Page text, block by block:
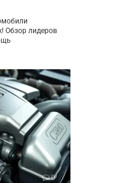
Обзор лидеров
0